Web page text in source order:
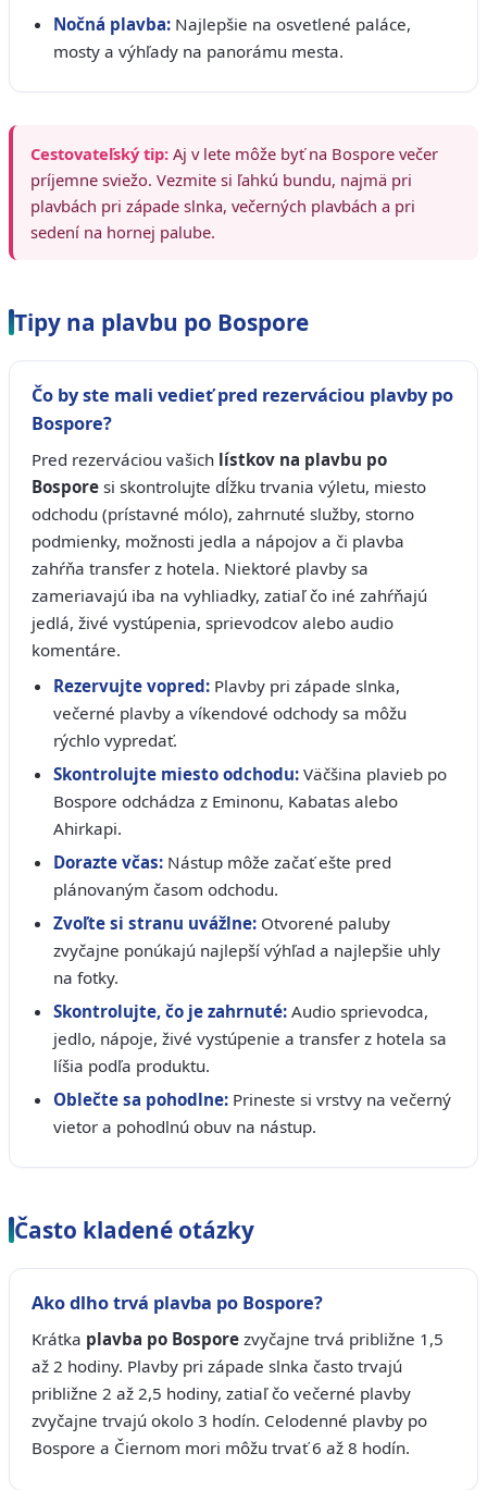
Nočná plavba: Najlepšie na osvetlené paláce,
mosty a výhľady na panorámu mesta.
Cestovateľský tip: Aj v lete môže byť na Bospore večer
príjemne sviežo. Vezmite si ľahkú bundu, najmä pri
plavbách pri západe slnka, večerných plavbách a pri
sedení na hornej palube.
Tipy na plavbu po Bospore
Čo by ste mali vedieť pred rezerváciou plavby po
Bospore?
Pred rezerváciou vašich lístkov na plavbu po
Bospore si skontrolujte dĺžku trvania výletu, miesto
odchodu (prístavné mólo), zahrnuté služby, storno
podmienky, možnosti jedla a nápojov a či plavba
zahŕňa transfer z hotela. Niektoré plavby sa
zameriavajú iba na vyhliadky, zatiaľ čo iné zahŕňajú
jedlá, živé vystúpenia, sprievodcov alebo audio
komentáre.
Rezervujte vopred: Plavby pri západe slnka,
večerné plavby a víkendové odchody sa môžu
rýchlo vypredať.
Skontrolujte miesto odchodu: Väčšina plavieb po
Bospore odchádza z Eminonu, Kabatas alebo
Ahirkapi.
Dorazte včas: Nástup môže začať ešte pred
plánovaným časom odchodu.
Zvoľte si stranu uvážlne: Otvorené paluby
zvyčajne ponúkajú najlepší výhľad a najlepšie uhly
na fotky.
Skontrolujte, čo je zahrnuté: Audio sprievodca,
jedlo, nápoje, živé vystúpenie a transfer z hotela sa
líšia podľa produktu.
Oblečte sa pohodlne: Prineste si vrstvy na večerný
vietor a pohodlnú obuv na nástup.
Často kladené otázky
Ako dlho trvá plavba po Bospore?
Krátka plavba po Bospore zvyčajne trvá približne 1,5
až 2 hodiny. Plavby pri západe slnka často trvajú
približne 2 až 2,5 hodiny, zatiaľ čo večerné plavby
zvyčajne trvajú okolo 3 hodín. Celodenné plavby po
Bospore a Čiernom mori môžu trvať 6 až 8 hodín.